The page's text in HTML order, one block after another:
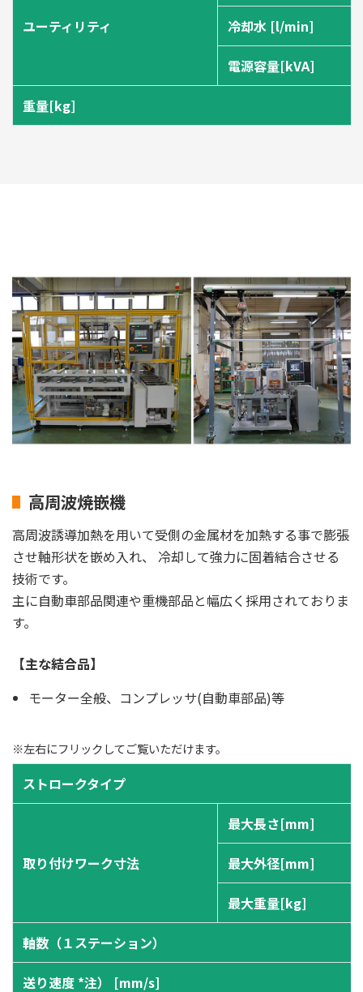
ユーティリティ 冷却水 [l/min]
電源容量[kVA]
重量[kg]
高周波焼嵌機
高周波誘導加熱を用いて受側の金属材を加熱する事で膨張
させ軸形状を嵌め入れ、 冷却して強力に固着結合させる
技術です。
主に自動車部品関連や重機部品と幅広く採用されておりま
す。
【主な結合品】
モーター全般、コンプレッサ(自動車部品)等
※左右にフリックしてご覧いただけます。
ストロークタイプ
取り付けワーク寸法
最大長さ[mm]
最大外径[mm]
最大重量[kg]
軸数（１ステーション）
送り速度 *注） [mm/s]